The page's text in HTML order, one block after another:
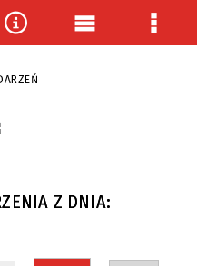
Z DNIA:
NarzędziaMenu
Menu